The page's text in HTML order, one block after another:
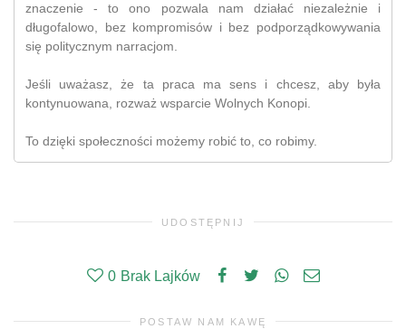
znaczenie - to ono pozwala nam działać niezależnie i
długofalowo, bez kompromisów i bez podporządkowywania
się politycznym narracjom.
Jeśli uważasz, że ta praca ma sens i chcesz, aby była
kontynuowana, rozważ wsparcie Wolnych Konopi.
To dzięki społeczności możemy robić to, co robimy.
UDOSTĘPNIJ
0 Brak Lajków
POSTAW NAM KAWĘ